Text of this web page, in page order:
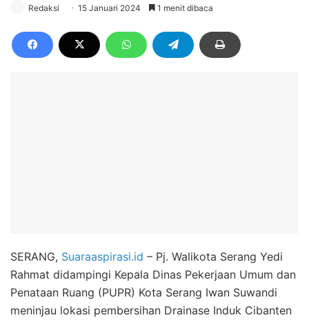
Redaksi 15 Januari 2024 1 menit dibaca
SERANG, Suaraaspirasi.id – Pj. Walikota Serang Yedi
Rahmat didampingi Kepala Dinas Pekerjaan Umum dan
Penataan Ruang (PUPR) Kota Serang Iwan Suwandi
meninjau lokasi pembersihan Drainase Induk Cibanten